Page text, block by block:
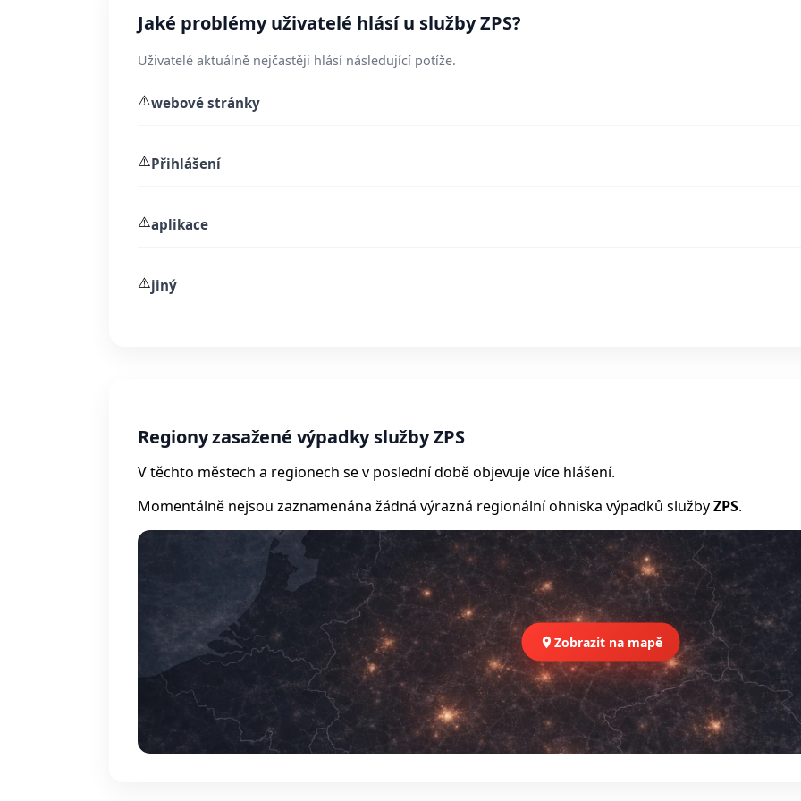
Jaké problémy uživatelé hlásí u služby ZPS?
Uživatelé aktuálně nejčastěji hlásí následující potíže.
⚠️webové stránky
⚠️Přihlášení
⚠️aplikace
⚠️jiný
Regiony zasažené výpadky služby ZPS
V těchto městech a regionech se v poslední době objevuje více hlášení.
Momentálně nejsou zaznamenána žádná výrazná regionální ohniska výpadků službyZPS.
Zobrazit na mapě